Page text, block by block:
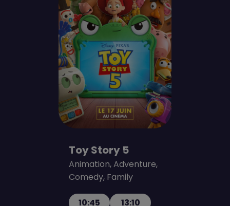
Toy Story 5
Animation, Adventure,
Comedy, Family
10:45
13:10